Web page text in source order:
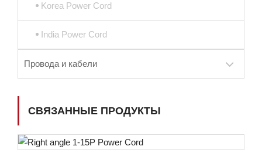
Korea Power Cord
India Power Cord
Провода и кабели
СВЯЗАННЫЕ ПРОДУКТЫ